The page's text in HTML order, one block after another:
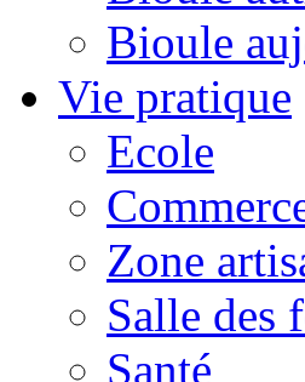
Bioule
Vie pratique
Ecole
Zone
Salle des
Santé